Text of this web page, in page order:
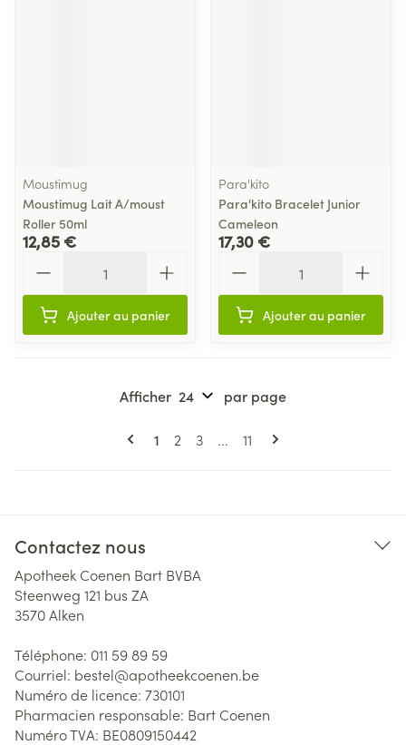
Moustimug
Moustimug Lait A/moust
Roller 50ml
12,85 €
Ajouter au panier
Para'kito
Para'kito Bracelet Junior
Cameleon
17,30 €
Ajouter au panier
Vous lisez actuellement la page
1 Page
2 Page
3 ... Page
11
Afficher par page
Contactez nous
Apotheek Coenen Bart BVBA
Steenweg 121 bus ZA
3570Alken
Téléphone: 011 59 89 59
Courriel: bestel@apotheekcoenen.be
Numéro de licence: 730101
Pharmacien responsable: Bart Coenen
Numéro TVA: BE0809150442